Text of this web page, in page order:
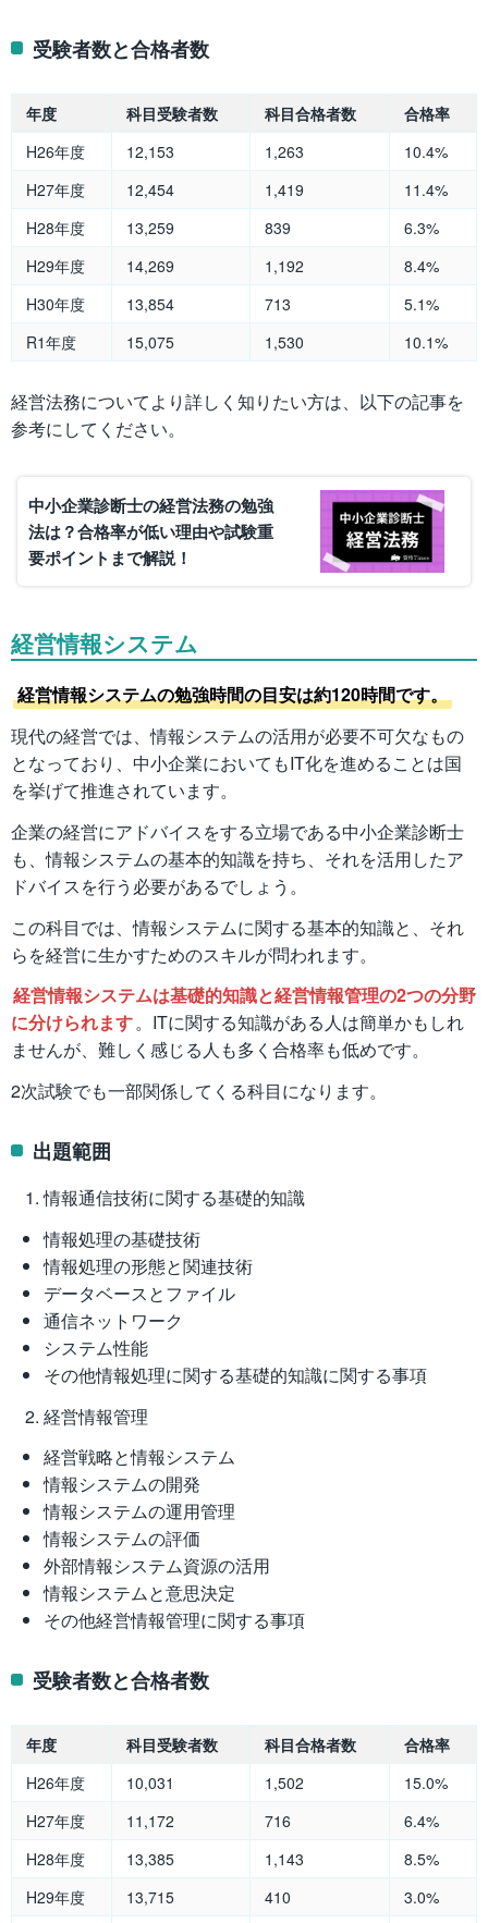
受験者数と合格者数
年度 科目受験者数 科目合格者数
合格率
H26年度
12,153 1,263
10.4%
H27年度
12,454 1,419
11.4%
H28年度
13,259 839
6.3%
H29年度
14,269 1,192
8.4%
H30年度
13,854 713
5.1%
R1年度
15,075 1,530 10.1%
経営法務についてより詳しく知りたい方は、以下の記事を
参考にしてください。
中小企業診断士の経営法務の勉強
法は？合格率が低い理由や試験重
要ポイントまで解説！
経営情報システム
経営情報システムの勉強時間の目安は約120時間です。
現代の経営では、情報システムの活用が必要不可欠なもの
となっており、中小企業においてもIT化を進めることは国
を挙げて推進されています。
企業の経営にアドバイスをする立場である中小企業診断士
も、情報システムの基本的知識を持ち、それを活用したア
ドバイスを行う必要があるでしょう。
この科目では、情報システムに関する基本的知識と、それ
らを経営に生かすためのスキルが問われます。
経営情報システムは基礎的知識と経営情報管理の2つの分野
に分けられます。ITに関する知識がある人は簡単かもしれ
ませんが、難しく感じる人も多く合格率も低めです。
2次試験でも一部関係してくる科目になります。
出題範囲
情報通信技術に関する基礎的知識
情報処理の基礎技術
情報処理の形態と関連技術
データベースとファイル
通信ネットワーク
システム性能
その他情報処理に関する基礎的知識に関する事項
経営情報管理
経営戦略と情報システム
情報システムの開発
情報システムの運用管理
情報システムの評価
外部情報システム資源の活用
情報システムと意思決定
その他経営情報管理に関する事項
受験者数と合格者数
年度 科目受験者数 科目合格者数
合格率
H26年度
10,031 1,502
15.0%
H27年度
11,172 716
6.4%
H28年度
13,385 1,143
8.5%
H29年度
13,715 410
3.0%